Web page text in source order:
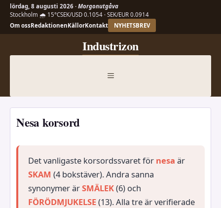
lördag, 8 augusti 2026 · Morgonutgåva
Stockholm 🌧 15°CSEK/USD 0.1054 · SEK/EUR 0.0914
Om ossRedaktionenKällorKontakt NYHETSBREV
Industrizon
MENY
Nesa korsord
Det vanligaste korsordssvaret för nesa är
SKAM (4 bokstäver). Andra sanna
synonymer ärSMÄLEK(6) och
FÖRÖDMJUKELSE(13). Alla tre är verifierade